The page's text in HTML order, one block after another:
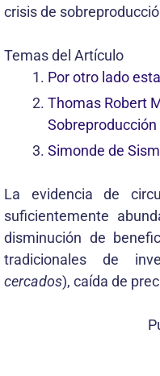
crisis de
Temas del Artículo
Por otro lado
Thomas Robert
Sobreproducción
Simonde de
La evidencia de
suficientemente
disminución de
tradicionales de
cercados), caída de